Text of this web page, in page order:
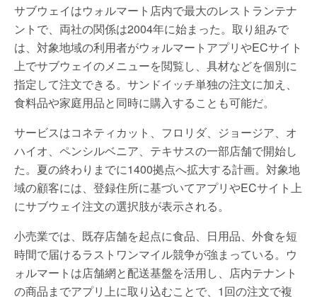
サブウェイはウォルマート店内で最大のレストランテナ
ントで、両社の関係は2004年に始まった。取り組みで
は、対象地域の利用者がウォルマートアプリやECサイト
上でサブウェイのメニューを閲覧し、具材などを個別に
指定して注文できる。サンドイッチ単独の注文に加え、
食料品や家庭用品と同時に購入することも可能だ。
サービスはコネティカット、フロリダ、ジョージア、オ
ハイオ、ペンシルベニア、テキサスの一部店舗で開始し
た。夏の終わりまでに1400拠点へ拡大する計画。対象地
域の顧客には、登録住所に基づいてアプリやECサイト上
にサブウェイ注文の選択肢が表示される。
小売業では、既存店舗を起点に食品、日用品、外食を短
時間で届けるラストワンマイル競争が強まっている。ウ
ォルマートは店舗網と配送基盤を活用し、店内テナント
の商品までアプリ上に取り込むことで、1回の注文で複